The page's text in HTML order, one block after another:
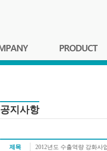
공지사항
제목 2012년도 수출역량 강화사